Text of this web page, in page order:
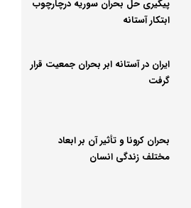
پیگیری حل بحران سوریه درچارچوب
ابتکار آستانه
ایران در آستانه ابر بحران جمعیت قرار
گرفت
بحران کرونا و تأثیر آن بر ابعاد
مختلف زندگی انسان